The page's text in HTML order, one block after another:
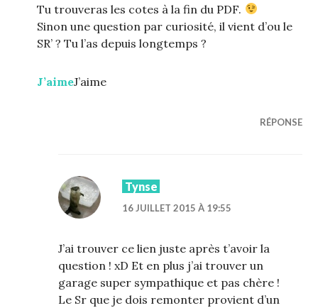
Tu trouveras les cotes à la fin du PDF.
Sinon une question par curiosité, il vient d’ou le
SR’ ? Tu l’as depuis longtemps ?
J’aimeJ’aime
RÉPONSE
Tynse
16 JUILLET 2015 À 19:55
J’ai trouver ce lien juste après t’avoir la
question ! xD Et en plus j’ai trouver un
garage super sympathique et pas chère !
Le Sr que je dois remonter provient d’un